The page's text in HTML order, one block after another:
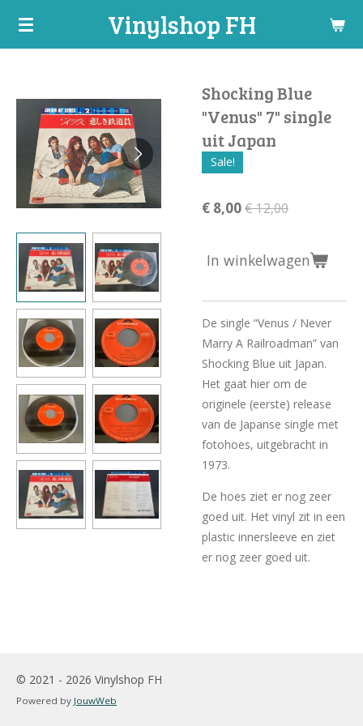
Ga
hoofdinhoud
Vinylshop FH
Shocking Blue
"Venus" 7" single
uit Japan
Sale!
€ 8,00€ 12,00
In winkelwagen
De single “Venus / Never
Marry A Railroadman” van
Shocking Blue uit Japan.
Het gaat hier om de
originele (eerste) release
van de Japanse single met
fotohoes, uitgebracht in
1973.
De hoes ziet er nog zeer
goed uit. Het vinyl zit in een
plastic innersleeve en ziet
er nog zeer goed uit.
© 2021 - 2026 Vinylshop FH
Powered by JouwWeb